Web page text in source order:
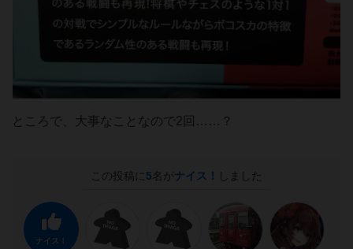
ところで、大事なことなので2回……？
この投稿に 5名がナイス！ しました
ナイス！